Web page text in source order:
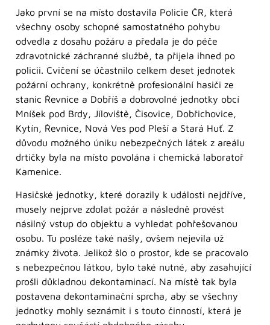
Jako první se na místo dostavila Policie ČR, která
všechny osoby schopné samostatného pohybu
odvedla z dosahu požáru a předala je do péče
zdravotnické záchranné službě, ta přijela ihned po
policii. Cvičení se účastnilo celkem deset jednotek
požární ochrany, konkrétně profesionální hasiči ze
stanic Řevnice a Dobříš a dobrovolné jednotky obcí
Mníšek pod Brdy, Jíloviště, Čisovice, Dobřichovice,
Kytín, Řevnice, Nová Ves pod Pleší a Stará Huť. Z
důvodu možného úniku nebezpečných látek z areálu
drtičky byla na místo povolána i chemická laboratoř
Kamenice.
Hasičské jednotky, které dorazily k události nejdříve,
musely nejprve zdolat požár a následně provést
násilný vstup do objektu a vyhledat pohřešovanou
osobu. Tu posléze také našly, ovšem nejevila už
známky života. Jelikož šlo o prostor, kde se pracovalo
s nebezpečnou látkou, bylo také nutné, aby zasahující
prošli důkladnou dekontaminací. Na místě tak byla
postavena dekontaminační sprcha, aby se všechny
jednotky mohly seznámit i s touto činností, která je